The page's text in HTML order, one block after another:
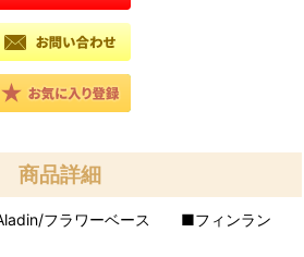
商品詳細
フラワーベース ■フィンラン